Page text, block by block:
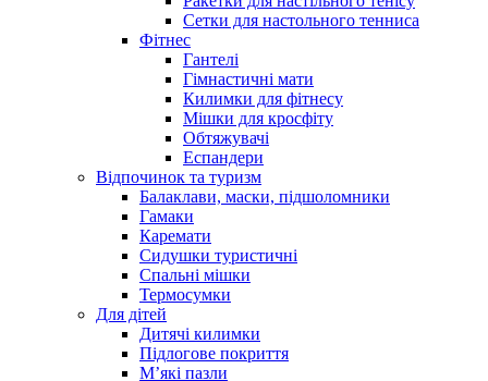
Сетки для настольного тенниса
Фітнес
Гантелі
Гімнастичні мати
Килимки для фітнесу
Мішки для кросфіту
Обтяжувачі
Еспандери
Відпочинок та туризм
Балаклави, маски, підшоломники
Гамаки
Каремати
Сидушки туристичні
Спальні мішки
Термосумки
Для дітей
Дитячі килимки
Підлогове покриття
М’які пазли